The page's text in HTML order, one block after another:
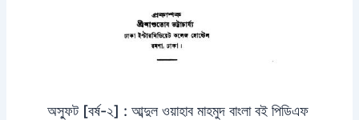
অস্ফুট [বর্ষ-২] : আব্দুল ওয়াহাব মাহমুদ বাংলা বই পিডিএফ